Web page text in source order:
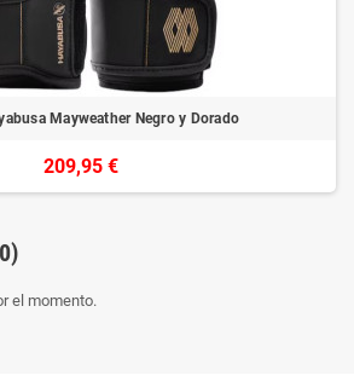
Mayweather Negro y Dorado
209,95 €
el momento.